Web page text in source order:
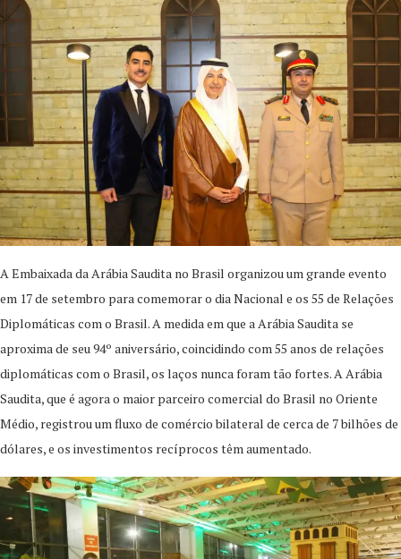
A Embaixada da Arábia Saudita no Brasil organizou um grande evento
em 17 de setembro para comemorar o dia Nacional e os 55 de Relações
Diplomáticas com o Brasil. A medida em que a Arábia Saudita se
aproxima de seu 94º aniversário, coincidindo com 55 anos de relações
diplomáticas com o Brasil, os laços nunca foram tão fortes. A Arábia
Saudita, que é agora o maior parceiro comercial do Brasil no Oriente
Médio, registrou um fluxo de comércio bilateral de cerca de 7 bilhões de
dólares, e os investimentos recíprocos têm aumentado.